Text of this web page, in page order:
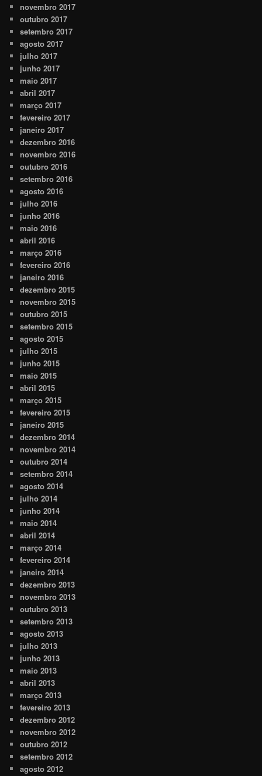
novembro 2017
outubro 2017
setembro 2017
agosto 2017
julho 2017
junho 2017
maio 2017
abril 2017
março 2017
fevereiro 2017
janeiro 2017
dezembro 2016
novembro 2016
outubro 2016
setembro 2016
agosto 2016
julho 2016
junho 2016
maio 2016
abril 2016
março 2016
fevereiro 2016
janeiro 2016
dezembro 2015
novembro 2015
outubro 2015
setembro 2015
agosto 2015
julho 2015
junho 2015
maio 2015
abril 2015
março 2015
fevereiro 2015
janeiro 2015
dezembro 2014
novembro 2014
outubro 2014
setembro 2014
agosto 2014
julho 2014
junho 2014
maio 2014
abril 2014
março 2014
fevereiro 2014
janeiro 2014
dezembro 2013
novembro 2013
outubro 2013
setembro 2013
agosto 2013
julho 2013
junho 2013
maio 2013
abril 2013
março 2013
fevereiro 2013
dezembro 2012
novembro 2012
outubro 2012
setembro 2012
agosto 2012